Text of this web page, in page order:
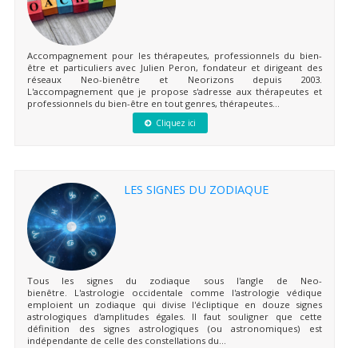
Accompagnement pour les thérapeutes, professionnels du bien-
être et particuliers avec Julien Peron, fondateur et dirigeant des
réseaux Neo-bienêtre et Neorizons depuis 2003.
L'accompagnement que je propose s'adresse aux thérapeutes et
professionnels du bien-être en tout genres, thérapeutes...
Cliquez ici
LES SIGNES DU ZODIAQUE
Tous les signes du zodiaque sous l'angle de Neo-
bienêtre. L'astrologie occidentale comme l'astrologie védique
emploient un zodiaque qui divise l'écliptique en douze signes
astrologiques d'amplitudes égales. Il faut souligner que cette
définition des signes astrologiques (ou astronomiques) est
indépendante de celle des constellations du...